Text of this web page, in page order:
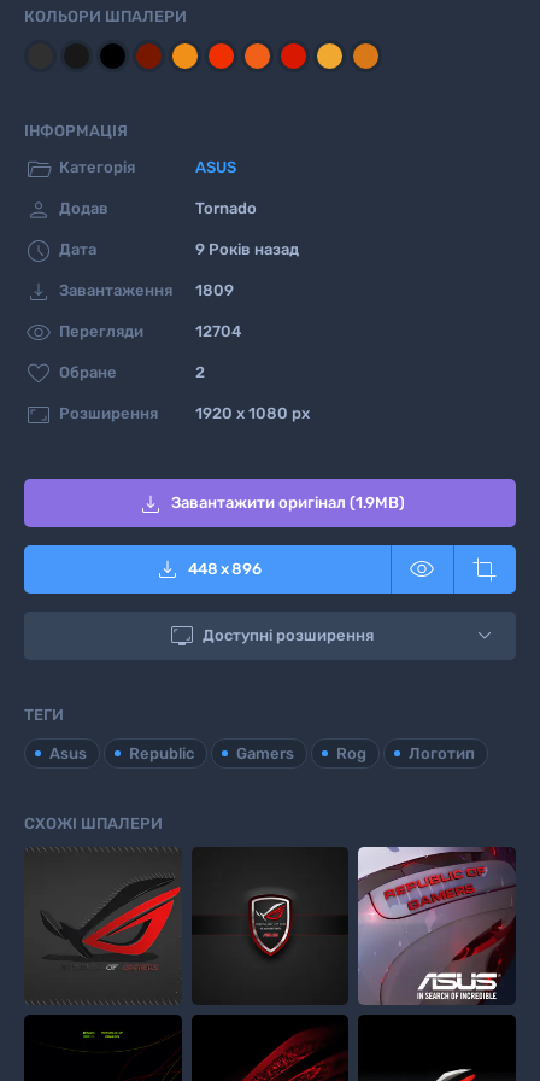
КОЛЬОРИ ШПАЛЕРИ
ІНФОРМАЦІЯ
 Категорія ASUS
 Додав Tornado
 Дата 9 Років назад
 Завантаження 1809
 Перегляди 12704
 Обране 2
 Розширення 1920 x 1080 px
 Завантажити оригінал (1.9MB)
 448 x896  
 Доступні розширення
ТЕГИ
Asus Republic Gamers Rog Логотип
СХОЖІ ШПАЛЕРИ